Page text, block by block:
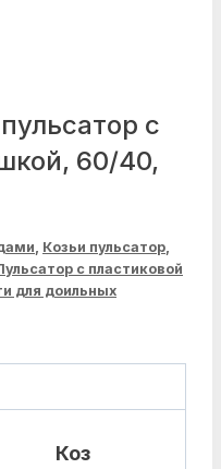
с
60/40,
, Козьи пульсатор,
с пластиковой
для доильных
Коз